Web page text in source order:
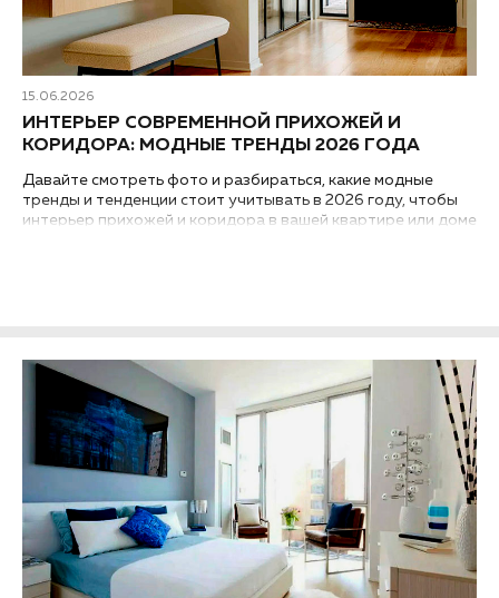
15.06.2026
ИНТЕРЬЕР СОВРЕМЕННОЙ ПРИХОЖЕЙ И
КОРИДОРА: МОДНЫЕ ТРЕНДЫ 2026 ГОДА
Давайте смотреть фото и разбираться, какие модные
тренды и тенденции стоит учитывать в 2026 году, чтобы
интерьер прихожей и коридора в вашей квартире или доме